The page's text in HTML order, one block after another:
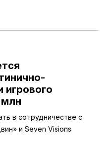
игрового
в сотрудничестве с
и Seven Visions